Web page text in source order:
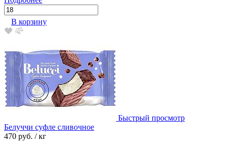
В корзину
Быстрый просмотр
Белуччи суфле сливочное
470 руб. / кг